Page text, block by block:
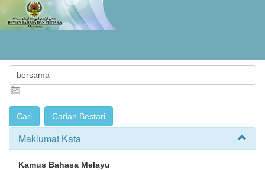
Maklumat Kata
Kamus Bahasa Melayu